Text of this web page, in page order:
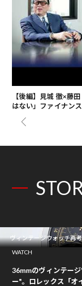
【後編】見城 徹×藤
はない」ファイナン
ヴィンテージウォッチ再考
WATCH
36mmのヴィンテー
ー"。ロレックス「オ